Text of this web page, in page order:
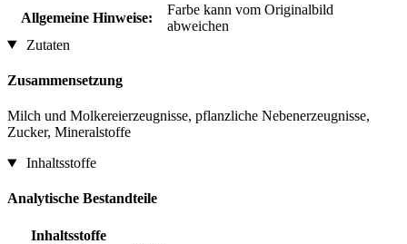
Allgemeine Hinweise:
Farbe kann vom Originalbild
abweichen
Zutaten
Zusammensetzung
Milch und Molkereierzeugnisse, pflanzliche Nebenerzeugnisse,
Zucker, Mineralstoffe
Inhaltsstoffe
Analytische Bestandteile
Inhaltsstoffe